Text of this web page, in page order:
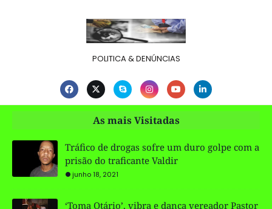
POLITICA & DENÚNCIAS
As mais Visitadas
Tráfico de drogas sofre um duro golpe com a
prisão do traficante Valdir
junho 18, 2021
‘Toma Otário’, vibra e dança vereador Pastor